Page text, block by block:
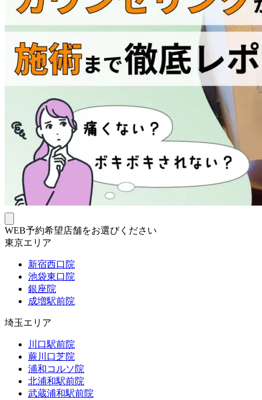
WEB予約希望店舗をお選びください
東京エリア
新宿西口院
池袋東口院
銀座院
成増駅前院
埼玉エリア
川口駅前院
蕨川口芝院
浦和コルソ院
北浦和駅前院
武蔵浦和駅前院